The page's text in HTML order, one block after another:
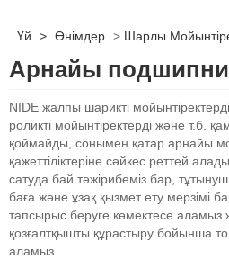
Үй > Өнімдер > Шарлы
Арнайы
NIDE жалпы шарикті
роликті мойынтіректерді және т.б.
қоймайды, сонымен қатар арнайы
қажеттіліктеріне сәйкес реттей
сатуда бай тәжірибеміз бар,
баға және ұзақ қызмет ету мерзімі
тапсырыс беруге көмектесе аламыз
қозғалтқышты құрастыру бойынша
аламыз.